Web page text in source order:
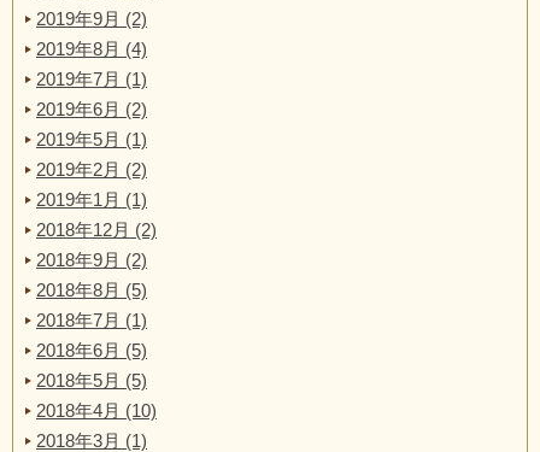
2019年9月 (2)
2019年8月 (4)
2019年7月 (1)
2019年6月 (2)
2019年5月 (1)
2019年2月 (2)
2019年1月 (1)
2018年12月 (2)
2018年9月 (2)
2018年8月 (5)
2018年7月 (1)
2018年6月 (5)
2018年5月 (5)
2018年4月 (10)
2018年3月 (1)